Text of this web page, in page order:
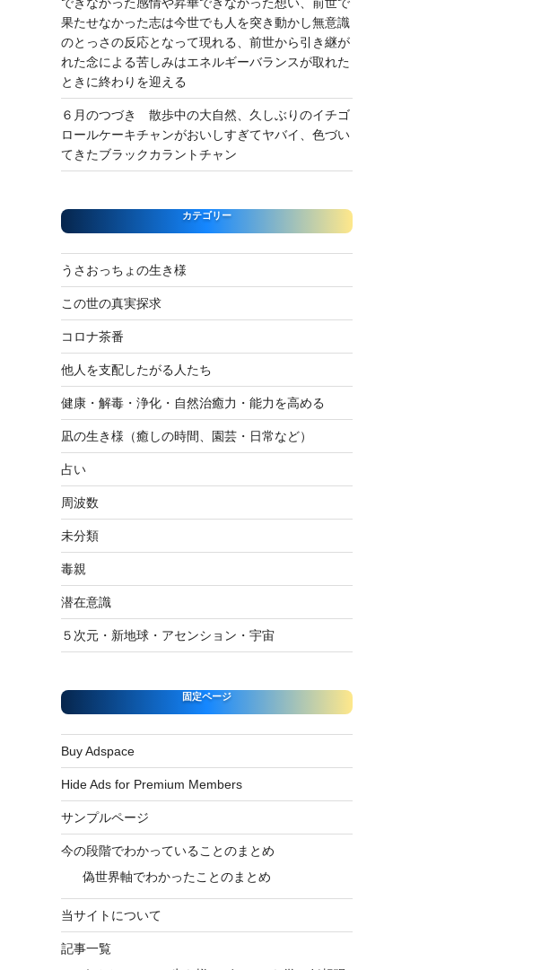
できなかった感情や昇華できなかった想い、前世で
果たせなかった志は今世でも人を突き動かし無意識
のとっさの反応となって現れる、前世から引き継が
れた念による苦しみはエネルギーバランスが取れた
ときに終わりを迎える
６月のつづき 散歩中の大自然、久しぶりのイチゴ
ロールケーキチャンがおいしすぎてヤバイ、色づい
てきたブラックカラントチャン
カテゴリー
うさおっちょの生き様
この世の真実探求
コロナ茶番
他人を支配したがる人たち
健康・解毒・浄化・自然治癒力・能力を高める
凪の生き様（癒しの時間、園芸・日常など）
占い
周波数
未分類
毒親
潜在意識
５次元・新地球・アセンション・宇宙
固定ページ
Buy Adspace
Hide Ads for Premium Members
サンプルページ
今の段階でわかっていることのまとめ
偽世界軸でわかったことのまとめ
当サイトについて
記事一覧